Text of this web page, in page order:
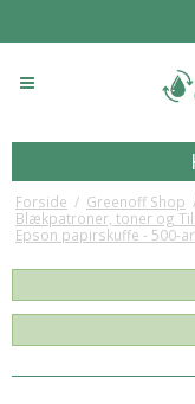
Forside / Greenoff Shop
Blækpatroner, toner og
Epson papirskuffe - 500-